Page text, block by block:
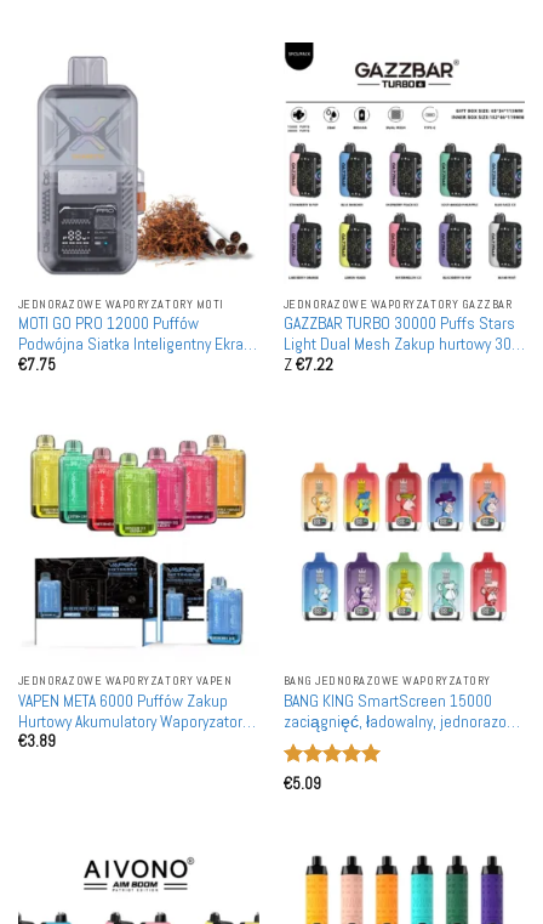
JEDNORAZOWE WAPORYZATORY MOTI
MOTI GO PRO 12000 Puffów
Podwójna Siatka Inteligentny Ekran
Hurtownia Jednorazowych
€7.75
JEDNORAZOWE WAPORYZATORY GAZZBAR
GAZZBAR TURBO 30000 Puffs Stars
Light Dual Mesh Zakup hurtowy 30K
Rechargeable Jednorazowe Vape
Z€7.22
JEDNORAZOWE WAPORYZATORY VAPEN
VAPEN META 6000 Puffów Zakup
Hurtowy Akumulatory Waporyzatory
Jednorazowe Doładowywalne
€3.89
BANG JEDNORAZOWE WAPORYZATORY
BANG KING SmartScreen 15000
zaciągnięć, ładowalny, jednorazowy
waporyzator hurtowo
Oceniono
€5.09